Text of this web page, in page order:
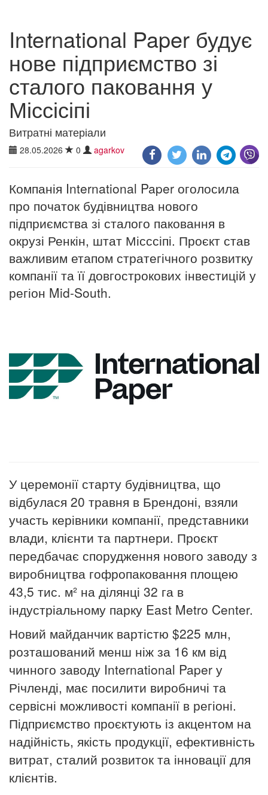
International Paper будує
нове підприємство зі
сталого паковання у
Міссісіпі
Витратні матеріали
28.05.2026 0 agarkov
Компанія International Paper оголосила
про початок будівництва нового
підприємства зі сталого паковання в
окрузі Ренкін, штат Місссіпі. Проєкт став
важливим етапом стратегічного розвитку
компанії та її довгострокових інвестицій у
регіон Mid-South.
У церемонії старту будівництва, що
відбулася 20 травня в Брендоні, взяли
участь керівники компанії, представники
влади, клієнти та партнери. Проєкт
передбачає спорудження нового заводу з
виробництва гофропаковання площею
43,5 тис. м² на ділянці 32 га в
індустріальному парку East Metro Center.
Новий майданчик вартістю $225 млн,
розташований менш ніж за 16 км від
чинного заводу International Paper у
Річленді, має посилити виробничі та
сервісні можливості компанії в регіоні.
Підприємство проєктують із акцентом на
надійність, якість продукції, ефективність
витрат, сталий розвиток та інновації для
клієнтів.